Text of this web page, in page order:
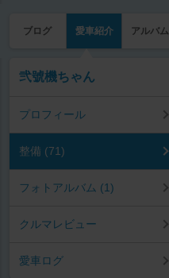
ブログ 愛車紹介 アルバム
弐號機ちゃん
プロフィール
整備 (71)
フォトアルバム (1)
クルマレビュー
愛車ログ